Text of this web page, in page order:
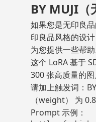
BY MUJI（
如果您是无印良
印良品风格的设
为您提供一些帮助
这个 LoRA 基于
300 张高质量的
请加上触发词：
（weight） 为 0.8
Prompt 示例：